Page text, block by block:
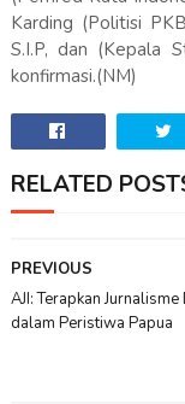
Karding (Politisi
S.I.P, dan (Kepala
konfirmasi.(NM)
RELATED
PREVIOUS
AJI: Terapkan Jurnalisme
dalam Peristiwa Papua